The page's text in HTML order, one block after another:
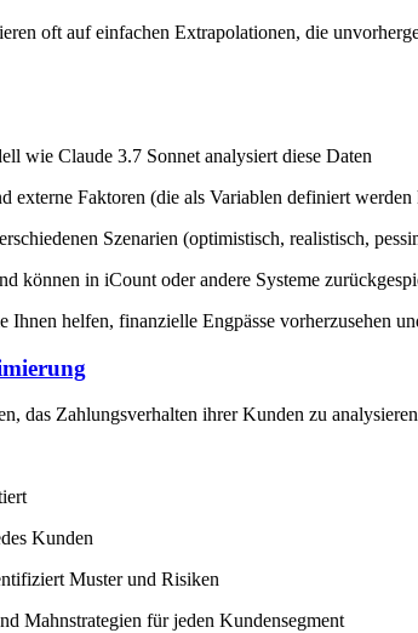
oft auf einfachen Extrapolationen, die
wie Claude 3.7 Sonnet analysiert diese Daten
externe Faktoren (die als Variablen definiert werden
Szenarien (optimistisch, realistisch,
können in iCount oder andere Systeme
helfen, finanzielle Engpässe vorherzusehen
das Zahlungsverhalten ihrer Kunden zu
Kunden
Muster und Risiken
Mahnstrategien für jeden Kundensegment